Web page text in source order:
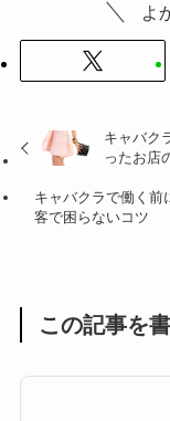
よ
キャバク
ったお店
キャバクラで働く前
客で困らないコツ
この記事を